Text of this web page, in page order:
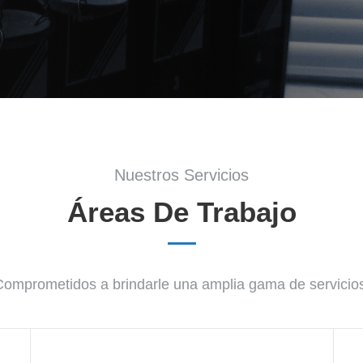
Nuestros Servicios
Áreas De Trabajo
a brindarle una amplia gama de